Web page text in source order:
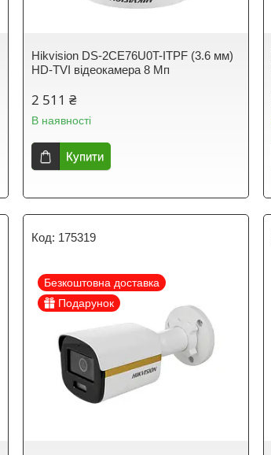
Hikvision DS-2CE76U0T-ITPF (3.6 мм)
HD-TVI відеокамера 8 Мп
2 511 ₴
В наявності
Купити
175319
Безкоштовна доставка
Подарунок